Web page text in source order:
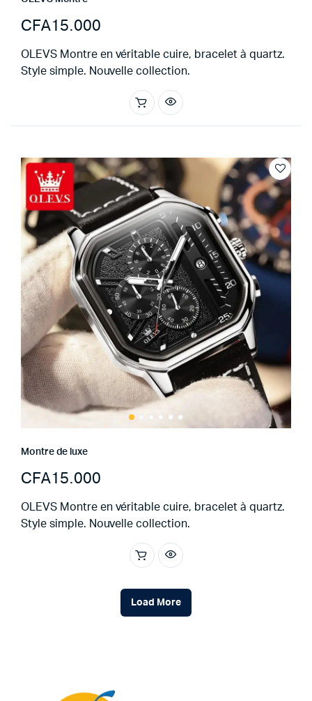
CFA15.000
OLEVS Montre en véritable cuire, bracelet à quartz.
Style simple. Nouvelle collection.
Montre de luxe
CFA15.000
OLEVS Montre en véritable cuire, bracelet à quartz.
Style simple. Nouvelle collection.
Load More